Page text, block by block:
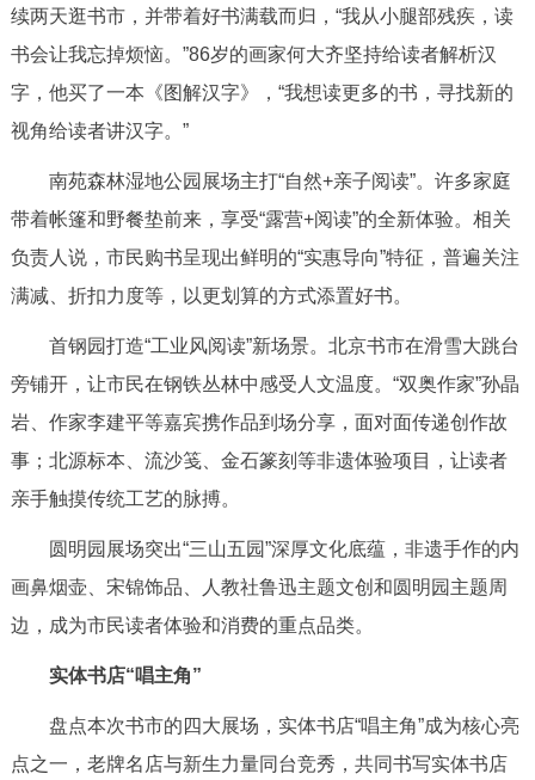
12345网上接诉即办 我要咨询 我要建议
参与调查 在线访谈 图说互动
走进北京
多语种
ENGLISH 한국어 日本語
DEUTSCH FRANÇAIS РУССКИЙ ЯЗЫК
ESPAÑOL العربية PORTUGUÊS
续两天逛书市，并带着好书满载而归，“我从小腿部残疾，读
书会让我忘掉烦恼。”86岁的画家何大齐坚持给读者解析汉
字，他买了一本《图解汉字》，“我想读更多的书，寻找新的
视角给读者讲汉字。”
南苑森林湿地公园展场主打“自然+亲子阅读”。许多家庭
带着帐篷和野餐垫前来，享受“露营+阅读”的全新体验。相关
负责人说，市民购书呈现出鲜明的“实惠导向”特征，普遍关注
满减、折扣力度等，以更划算的方式添置好书。
首钢园打造“工业风阅读”新场景。北京书市在滑雪大跳台
旁铺开，让市民在钢铁丛林中感受人文温度。“双奥作家”孙晶
岩、作家李建平等嘉宾携作品到场分享，面对面传递创作故
事；北源标本、流沙笺、金石篆刻等非遗体验项目，让读者
亲手触摸传统工艺的脉搏。
圆明园展场突出“三山五园”深厚文化底蕴，非遗手作的内
画鼻烟壶、宋锦饰品、人教社鲁迅主题文创和圆明园主题周
边，成为市民读者体验和消费的重点品类。
实体书店“唱主角”
盘点本次书市的四大展场，实体书店“唱主角”成为核心亮
点之一，老牌名店与新生力量同台竞秀，共同书写实体书店